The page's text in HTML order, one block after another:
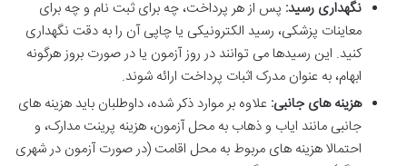
نگهداری رسید: پس از هر پرداخت، چه برای ثبت نام و چه برای
معاینات پزشکی، رسید الکترونیکی یا چاپی آن را به دقت نگهداری
کنید. این رسیدها می توانند در روز آزمون یا در صورت بروز هرگونه
ابهام، به عنوان مدرک اثبات پرداخت ارائه شوند.
هزینه های جانبی: علاوه بر موارد ذکر شده، داوطلبان باید هزینه های
جانبی مانند ایاب و ذهاب به محل آزمون، هزینه پرینت مدارک، و
احتمالا هزینه های مربوط به محل اقامت (در صورت آزمون در شهری